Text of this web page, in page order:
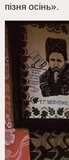
пізня осінь».